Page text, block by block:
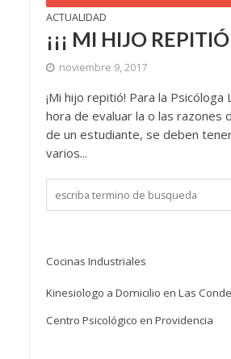
ACTUALIDAD
¡¡¡ MI HIJO
noviembre 9, 2017
¡Mi hijo repitió! Para la Psicóloga
hora de evaluar la o las razones
de un estudiante, se deben
varios...
Cocinas Industriales
Kinesiologo a Domicilio en Las
Centro Psicológico en Providencia